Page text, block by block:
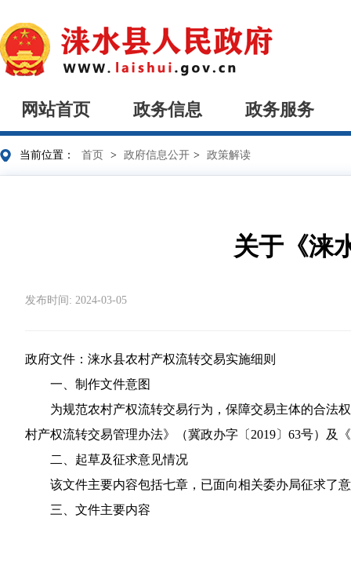
网站首页 政务信息 政务服务
当前位置： 首页 > 政府信息公开 > 政策解读
关于《涞
发布时间: 2024-03-05
政府文件： 涞水县农村产权流转交易实施细则
一、制作文件意图
为规范农村产权流转交易行为，保障交易主体的合法
村产权流转交易管理办法》（冀政办字〔2019〕63号）及
二、起草及征求意见情况
该文件主要内容包括七章，已面向相关委办局征求了
三、文件主要内容